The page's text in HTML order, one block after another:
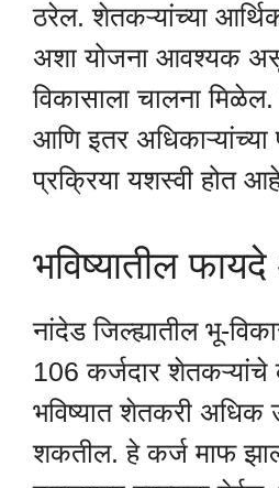
ठरेल. शेतकऱ्यांच्या
अशा योजना आवश्यक
विकासाला चालना मिळेल.
आणि इतर अधिकाऱ्यांच्या
प्रक्रिया यशस्वी होत
भविष्यातील
नांदेड जिल्ह्यातील भू-
106 कर्जदार शेतकऱ्यांचे
भविष्यात शेतकरी अधिक
शकतील. हे कर्ज माफ